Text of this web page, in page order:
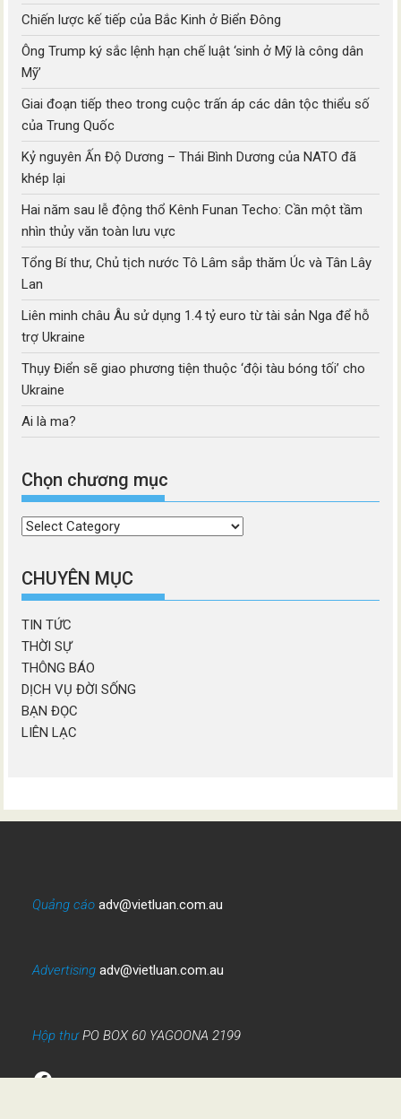
Chiến lược kế tiếp của Bắc Kinh ở Biển Đông
Ông Trump ký sắc lệnh hạn chế luật ‘sinh ở Mỹ là công dân
Mỹ’
Giai đoạn tiếp theo trong cuộc trấn áp các dân tộc thiểu số
của Trung Quốc
Kỷ nguyên Ấn Độ Dương – Thái Bình Dương của NATO đã
khép lại
Hai năm sau lễ động thổ Kênh Funan Techo: Cần một tầm
nhìn thủy văn toàn lưu vực
Tổng Bí thư, Chủ tịch nước Tô Lâm sắp thăm Úc và Tân Lây
Lan
Liên minh châu Âu sử dụng 1.4 tỷ euro từ tài sản Nga để hỗ
trợ Ukraine
Thụy Điển sẽ giao phương tiện thuộc ‘đội tàu bóng tối’ cho
Ukraine
Ai là ma?
Chọn chương mục
Chọn
mục
CHUYÊN MỤC
TIN TỨC
THỜI SỰ
THÔNG BÁO
DỊCH VỤ ĐỜI SỐNG
BẠN ĐỌC
LIÊN LẠC
Quảng cáo adv@vietluan.com.au
Advertising adv@vietluan.com.au
Hộp thưPO BOX 60 YAGOONA 2199
Facebook